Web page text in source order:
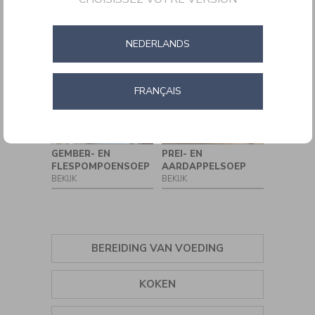
BEKIJK BEKIJK
GEMBER- EN
FLESPOMPOENSOEP
BEKIJK
PREI- EN
AARDAPPELSOEP
BEKIJK
BEREIDING VAN VOEDING
IJSMACHINES
KOKEN
NEDERLANDS
FRANÇAIS